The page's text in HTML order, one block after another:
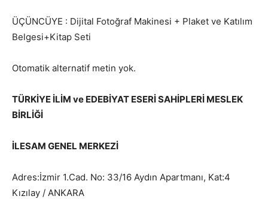
ÜÇÜNCÜYE : Dijital Fotoğraf Makinesi + Plaket ve Katılım
Belgesi+Kitap Seti
Otomatik alternatif metin yok.
TÜRKİYE İLİM ve EDEBİYAT ESERİ SAHİPLERİ MESLEK
BİRLİĞİ
İLESAM GENEL MERKEZİ
Adres:İzmir 1.Cad. No: 33/16 Aydın Apartmanı, Kat:4
Kızılay / ANKARA